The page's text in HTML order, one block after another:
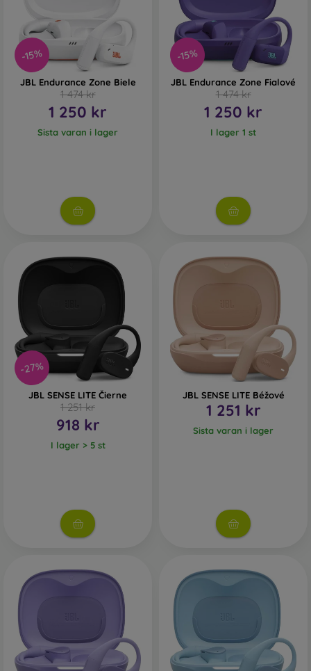
-15%
JBL Endurance Zone Biele
1 474 kr
1 250 kr
Sista varan i lager
-15%
JBL Endurance Zone Fialové
1 474 kr
1 250 kr
I lager 1 st
-27%
JBL SENSE LITE Čierne
1 251 kr
918 kr
I lager > 5 st
JBL SENSE LITE Béžové
1 251 kr
Sista varan i lager